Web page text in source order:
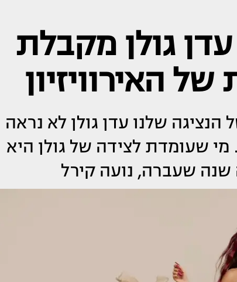
גולן מקבלת
האירוויזיון
הנציגה שלנו עדן גולן לא נראה
מי שעומדת לצידה של גולן היא
שעברה, נועה קירל